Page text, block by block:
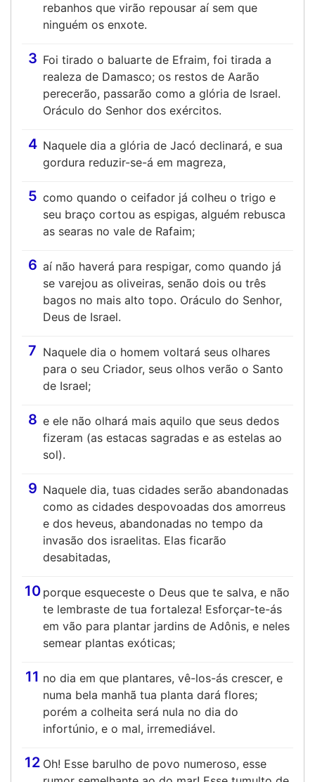
rebanhos que virão repousar aí sem que
ninguém os enxote.
3 Foi tirado o baluarte de Efraim, foi tirada a
realeza de Damasco; os restos de Aarão
perecerão, passarão como a glória de Israel.
Oráculo do Senhor dos exércitos.
4 Naquele dia a glória de Jacó declinará, e sua
gordura reduzir-se-á em magreza,
5 como quando o ceifador já colheu o trigo e
seu braço cortou as espigas, alguém rebusca
as searas no vale de Rafaim;
6 aí não haverá para respigar, como quando já
se varejou as oliveiras, senão dois ou três
bagos no mais alto topo. Oráculo do Senhor,
Deus de Israel.
7 Naquele dia o homem voltará seus olhares
para o seu Criador, seus olhos verão o Santo
de Israel;
8 e ele não olhará mais aquilo que seus dedos
fizeram (as estacas sagradas e as estelas ao
sol).
9 Naquele dia, tuas cidades serão abandonadas
como as cidades despovoadas dos amorreus
e dos heveus, abandonadas no tempo da
invasão dos israelitas. Elas ficarão
desabitadas,
10 porque esqueceste o Deus que te salva, e não
te lembraste de tua fortaleza! Esforçar-te-ás
em vão para plantar jardins de Adônis, e neles
semear plantas exóticas;
11 no dia em que plantares, vê-los-ás crescer, e
numa bela manhã tua planta dará flores;
porém a colheita será nula no dia do
infortúnio, e o mal, irremediável.
12 Oh! Esse barulho de povo numeroso, esse